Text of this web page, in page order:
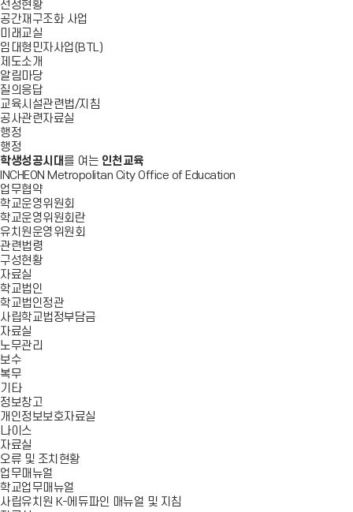
선정현황
공간재구조화 사업
미래교실
임대형민자사업(BTL)
제도소개
알림마당
질의응답
교육시설관련법/지침
공사관련자료실
행정
행정
학생성공시대 를 여는 인천교육
INCHEON Metropolitan City Office of Education
업무협약
학교운영위원회
학교운영위원회란
유치원운영위원회
관련법령
구성현황
자료실
학교법인
학교법인정관
사립학교법정부담금
자료실
노무관리
보수
복무
기타
정보창고
개인정보보호자료실
나이스
자료실
오류 및 조치현황
업무매뉴얼
학교업무매뉴얼
사립유치원 K-에듀파인 매뉴얼 및 지침